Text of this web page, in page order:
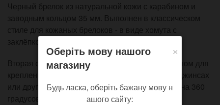
Черный брелок из натуральной кожи с карабином и
заводным кольцом 35 мм. Выполнен в классическом
стиле для кожаных брелоков - в виде хомута с
заклёпкой около кольца.
Вторая сторона дополнена подвижным карабином для
крепления ключей внутри рюкзака, на петлю в джинсах
или других местах. Головка карабина вертится на 360
градусов.
×
Оберіть мову нашого
магазину
Будь ласка, оберіть бажану мову н
ашого сайту: